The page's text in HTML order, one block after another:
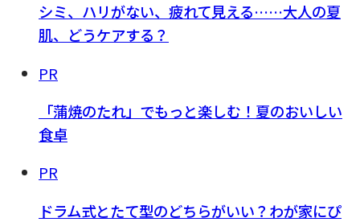
シミ、ハリがない、疲れて見える……大人の夏
肌、どうケアする？
PR
「蒲焼のたれ」でもっと楽しむ！夏のおいしい
食卓
PR
ドラム式とたて型のどちらがいい？わが家にぴ